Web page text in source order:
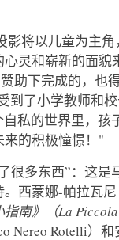
影将以儿童为主
灵和崭新的面
助下完成的，也
到了小学教师和
私的世界里，
的积极憧憬！"
很多东西”：这
西蒙娜-帕拉瓦
指南》（La
Nereo Rotelli）